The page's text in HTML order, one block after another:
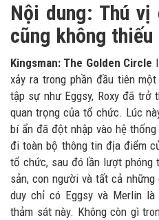
Nội dung: Thú
cũng không thiếu
Kingsman: The Golden Circle
xảy ra trong phần đầu tiên
tập sự như Eggsy, Roxy đã trở
quan trọng của tổ chức. Lúc
bí ẩn đã đột nhập vào hệ
đi toàn bộ thông tin địa điểm
tổ chức, sau đó lần lượt
sản, con người và tất cả
duy chỉ có Eggsy và Merlin
thảm sát này. Không còn gì